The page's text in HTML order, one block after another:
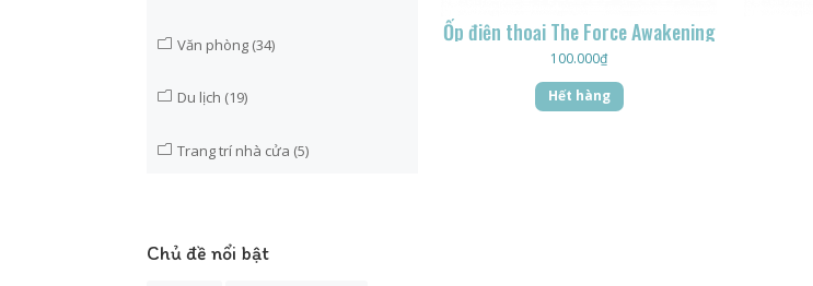
Văn phòng (34)
Du lịch (19)
Trang trí nhà cửa (5)
Chủ đề nổi bật
Ốp điện thoại The Force Awakening
100.000₫
Hết hàng